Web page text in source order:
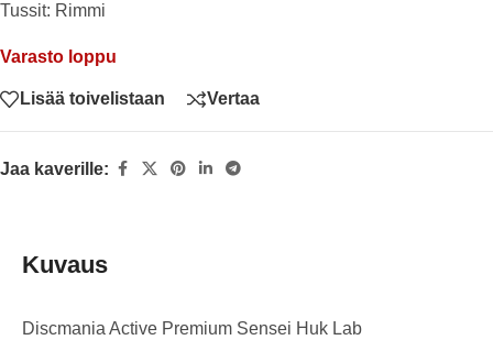
Tussit: Rimmi
Varasto loppu
Lisää toivelistaan Vertaa
Jaa kaverille:
Kuvaus
Discmania Active Premium Sensei Huk Lab